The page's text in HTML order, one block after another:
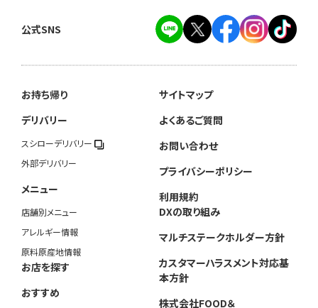
公式SNS
お持ち帰り
デリバリー
スシローデリバリー
外部デリバリー
メニュー
店舗別メニュー
アレルギー情報
原料原産地情報
お店を探す
おすすめ
サイトマップ
よくあるご質問
お問い合わせ
プライバシーポリシー
利用規約
DXの取り組み
マルチステークホルダー方針
カスタマーハラスメント対応基
本方針
株式会社FOOD＆